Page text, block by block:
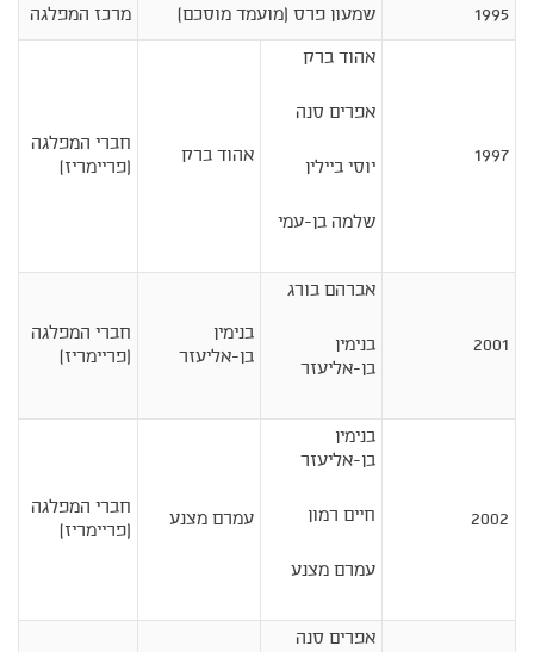
1995 שמעון פרס (מועמד מוסכם) מרכז המפלגה
1997
אהוד ברק
אפרים סנה
יוסי ביילין
שלמה בן-עמי
אהוד ברק
חברי המפלגה
(פריימריז)
2001
אברהם בורג
בנימין
בן-אליעזר
בנימין
בן-אליעזר
חברי המפלגה
(פריימריז)
2002
בנימין
בן-אליעזר
חיים רמון
עמרם מצנע
עמרם מצנע
חברי המפלגה
(פריימריז)
אפרים סנה